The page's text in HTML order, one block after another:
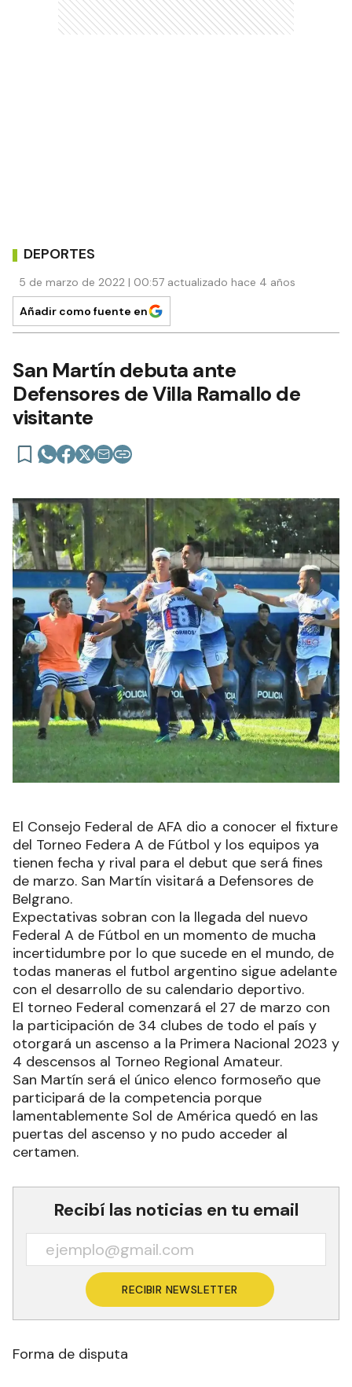
DEPORTES
5 de marzo de 2022 | 00:57 actualizado hace 4 años
Añadir como fuente en
San Martín debuta ante
Defensores de Villa Ramallo de
visitante
El Consejo Federal de AFA dio a conocer el fixture
del Torneo Federa A de Fútbol y los equipos ya
tienen fecha y rival para el debut que será fines
de marzo. San Martín visitará a Defensores de
Belgrano.
Expectativas sobran con la llegada del nuevo
Federal A de Fútbol en un momento de mucha
incertidumbre por lo que sucede en el mundo, de
todas maneras el futbol argentino sigue adelante
con el desarrollo de su calendario deportivo.
El torneo Federal comenzará el 27 de marzo con
la participación de 34 clubes de todo el país y
otorgará un ascenso a la Primera Nacional 2023 y
4 descensos al Torneo Regional Amateur.
San Martín será el único elenco formoseño que
participará de la competencia porque
lamentablemente Sol de América quedó en las
puertas del ascenso y no pudo acceder al
certamen.
Recibí las noticias en tu email
RECIBIR NEWSLETTER
Forma de disputa